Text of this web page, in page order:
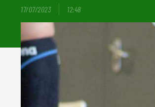
17/07/2023 12:48